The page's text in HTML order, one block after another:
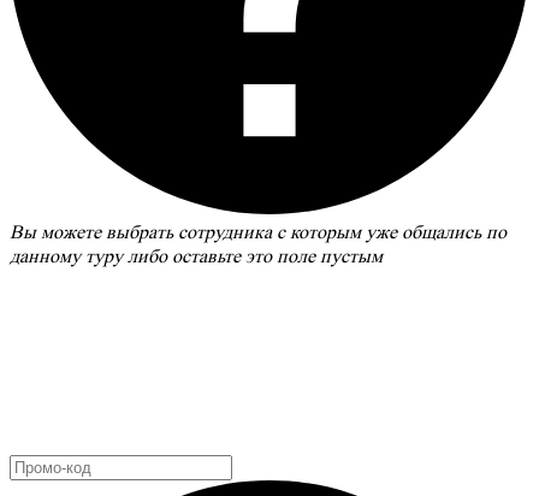
Вы можете выбрать сотрудника с которым уже общались по
данному туру либо оставьте это поле пустым